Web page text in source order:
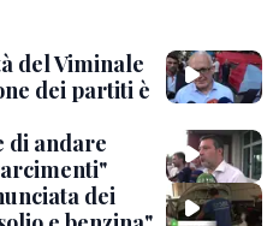
del Viminale
dei partiti è
di andare
dei